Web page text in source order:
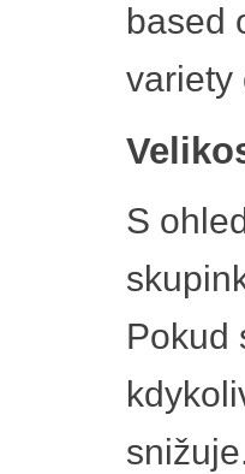
based
variety
S
Pokud